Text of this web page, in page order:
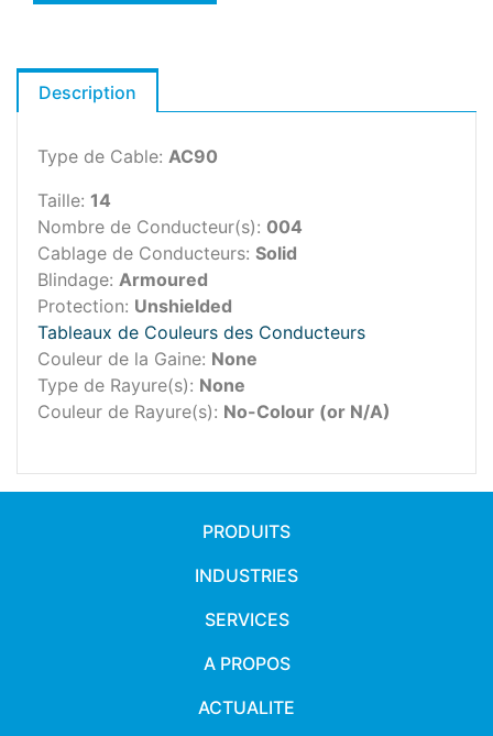
Description
Type de Cable: AC90
Taille: 14
Nombre de Conducteur(s): 004
Cablage de Conducteurs: Solid
Blindage: Armoured
Protection: Unshielded
Tableaux de Couleurs des Conducteurs
Couleur de la Gaine: None
Type de Rayure(s): None
Couleur de Rayure(s): No-Colour (or N/A)
PRODUITS
INDUSTRIES
SERVICES
A PROPOS
ACTUALITE